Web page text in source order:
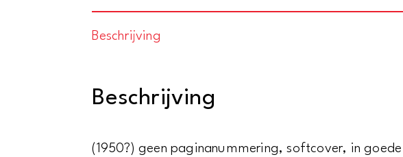
Beschrijving
Beschrijving
(1950?) geen paginanummering, softcover, in